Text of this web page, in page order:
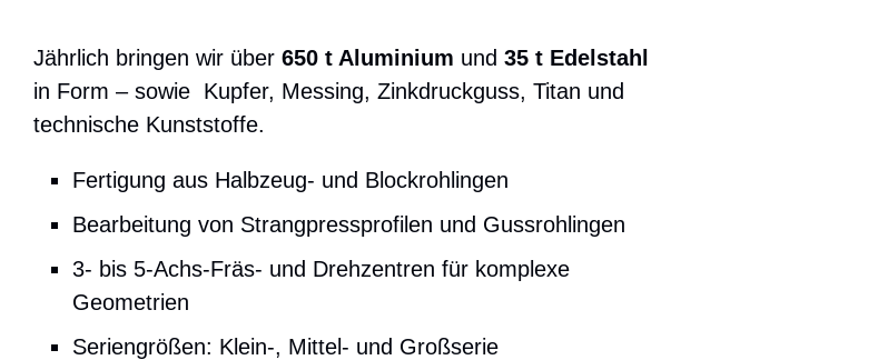
Jährlich bringen wir über 650 t Aluminium und 35 t Edelstahl
in Form – sowie Kupfer, Messing, Zinkdruckguss, Titan und
technische Kunststoffe.
Fertigung aus Halbzeug- und Blockrohlingen
Bearbeitung von Strangpressprofilen und Gussrohlingen
3- bis 5-Achs-Fräs- und Drehzentren für komplexe
Geometrien
Seriengrößen: Klein-, Mittel- und Großserie